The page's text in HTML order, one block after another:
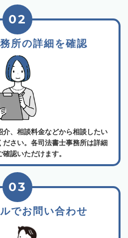
所の詳細を確認
02
介、相談料金などから相談したい
さい。各司法書士事務所は詳細
認いただけます。
でお問い合わせ
03